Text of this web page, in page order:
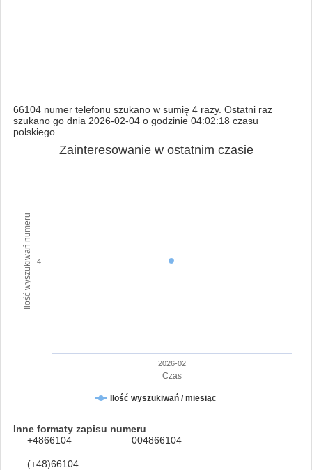
66104 numer telefonu szukano w sumię 4 razy. Ostatni raz
szukano go dnia 2026-02-04 o godzinie 04:02:18 czasu
polskiego.
Czas
Ilość wyszukiwań numeru
Zainteresowanie w ostatnim czasie
Ilość wyszukiwań / miesiąc
2026-02
4
Inne formaty zapisu numeru
+4866104
004866104
(+48)66104